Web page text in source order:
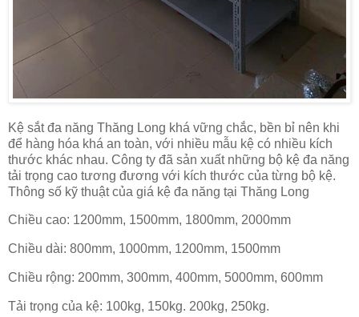
Kệ sắt đa năng Thăng Long khá vững chắc, bền bỉ nên khi
để hàng hóa khá an toàn, với nhiều mẫu kệ có nhiều kích
thước khác nhau. Công ty đã sản xuất những bộ kệ đa năng
tải trọng cao tương đương với kích thước của từng bộ kệ.
Thông số kỹ thuật của giá kệ đa năng tại Thăng Long
Chiều cao: 1200mm, 1500mm, 1800mm, 2000mm
Chiều dài: 800mm, 1000mm, 1200mm, 1500mm
Chiều rộng: 200mm, 300mm, 400mm, 5000mm, 600mm
Tải trọng của kệ: 100kg, 150kg. 200kg, 250kg.